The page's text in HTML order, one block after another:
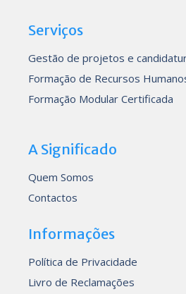
Serviços
Gestão de projetos e
Formação de Recursos
Formação Modular Certificada
A Significado
Quem Somos
Contactos
Informações
Política de Privacidade
Livro de Reclamações